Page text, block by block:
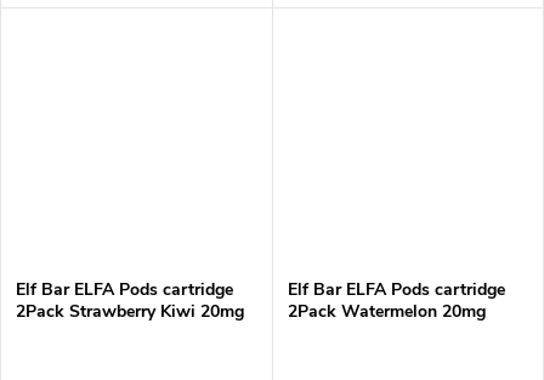
Elf Bar ELFA Pods cartridge
2Pack Strawberry Kiwi 20mg
Elf Bar ELFA Pods cartridge
2Pack Watermelon 20mg